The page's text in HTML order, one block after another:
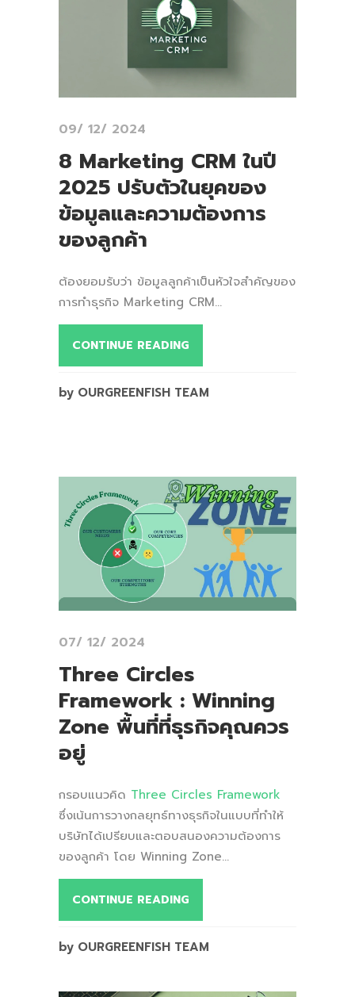
09/ 12/ 2024
8 Marketing CRM ในปี
2025 ปรับตัวในยุคของ
ข้อมูลและความต้องการ
ของลูกค้า
ต้องยอมรับว่า ข้อมูลลูกค้าเป็นหัวใจสำคัญของ
การทำธุรกิจ Marketing CRM...
CONTINUE READING
by OURGREENFISH TEAM
07/ 12/ 2024
Three Circles
Framework : Winning
Zone พื้นที่ที่ธุรกิจคุณควร
อยู่
กรอบแนวคิด Three Circles Framework
ซึ่งเน้นการวางกลยุทธ์ทางธุรกิจในแบบที่ทำให้
บริษัทได้เปรียบและตอบสนองความต้องการ
ของลูกค้า โดย Winning Zone...
CONTINUE READING
by OURGREENFISH TEAM